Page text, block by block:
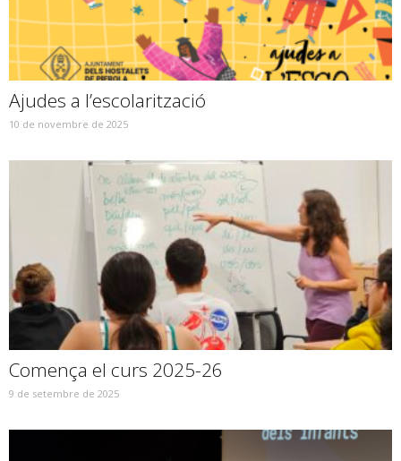
Ajudes a l’escolarització
10 de novembre de 2025
Comença el curs 2025-26
9 de setembre de 2025